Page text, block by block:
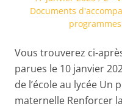
on
in
Documents
Vous trouverez ci-
parues le 10 janvier
de l’école au lycée Un
maternelle Renforcer